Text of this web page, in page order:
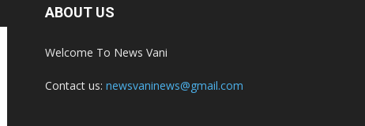
ABOUT US
Welcome To News Vani
Contact us: newsvaninews@gmail.com